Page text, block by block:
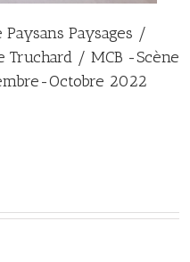
Paysages /
Truchard / MCB -Scène
Octobre 2022